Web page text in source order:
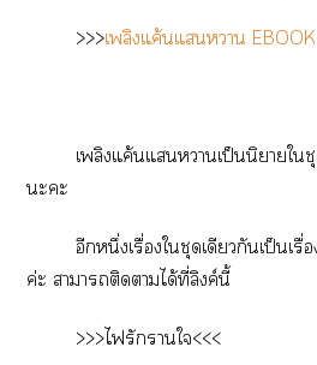
>>>เพลิงแค้นแา EBOOK
เพลิงแค้นแาเป็นนิยายใ
ะะ
อีกหนึ่งเรื่องใชุดเดียวกันเป็นเ
ค่ะ าาติดาได้ที่ลิงค์นี้
>>>ไรักาใ<<<